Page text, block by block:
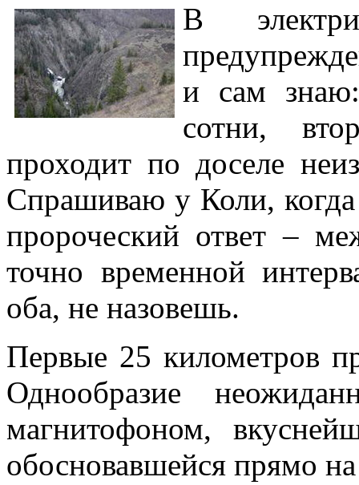
В
и сам
сотни,
проходит по доселе
Спрашиваю у Коли,
пророческий ответ –
точно временной
оба, не назовешь.
Первые 25 километров
Однообразие
магнитофоном,
обосновавшейся прямо